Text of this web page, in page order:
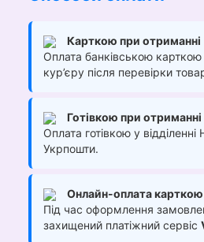
Карткою при отриманні
Оплата банківською карткою
кур’єру після перевірки
Готівкою при отриманні
Оплата готівкою у
Укрпошти.
Онлайн-оплата карткою
Під час оформлення
захищений платіжний сервіс